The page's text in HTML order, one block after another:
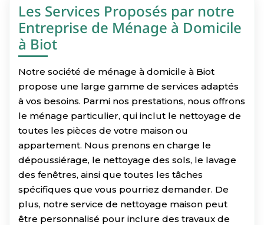
Les Services Proposés par notre
Entreprise de Ménage à Domicile
à Biot
Notre société de ménage à domicile à Biot
propose une large gamme de services adaptés
à vos besoins. Parmi nos prestations, nous offrons
le ménage particulier, qui inclut le nettoyage de
toutes les pièces de votre maison ou
appartement. Nous prenons en charge le
dépoussiérage, le nettoyage des sols, le lavage
des fenêtres, ainsi que toutes les tâches
spécifiques que vous pourriez demander. De
plus, notre service de nettoyage maison peut
être personnalisé pour inclure des travaux de